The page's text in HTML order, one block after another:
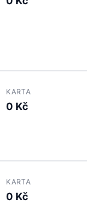
KARTA
0 Kč
KARTA
0 Kč